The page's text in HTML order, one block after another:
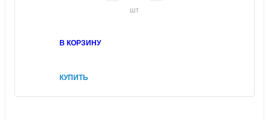
шт
В КОРЗИНУ
КУПИТЬ